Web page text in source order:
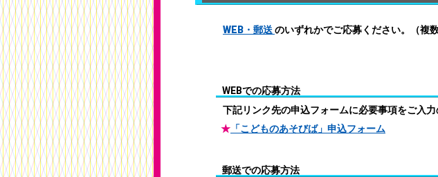
WEB・郵送のいずれかでご応募ください。（複
WEBでの応募方法
下記リンク先の申込フォームに必要事項をご入力
★ 「こどものあそびば」申込フォーム
郵送での応募方法